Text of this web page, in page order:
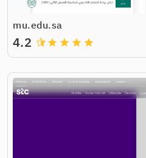
mu.edu.sa
grade
grade
grade
grade
4.2